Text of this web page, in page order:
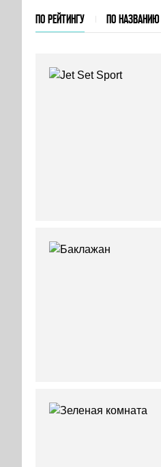
ПО РЕЙТИНГУ ПО НАЗВАНИЮ